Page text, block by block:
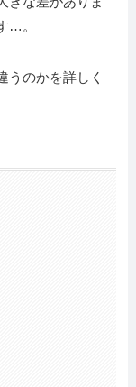
…。
うのかを詳しく